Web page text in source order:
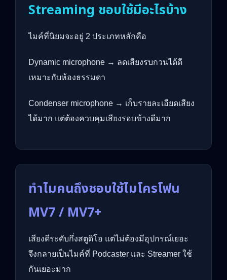
Streaming ชอบใช้มีอะไรบ้าง
ไมค์ที่นิยมจะอยู่ 2 ประเภทหลักคือ
Dynamic microphone → ลดเสียงรบกวนได้ดี
เหมาะกับห้องธรรมดา
Condenser microphone → เก็บรายละเอียดเสียง
ได้มาก แต่ต้องควบคุมเสียงรอบข้างดีมาก
ทำไมคนถึงชอบใช้ไมโครโฟน
MV7 / MV7+
เสียงดีระดับกึ่งสตูดิโอ แต่ไม่ต้องมีอุปกรณ์เยอะ
จึงกลายเป็นไมค์ที่ Podcaster และ Streamer ใช้
กันเยอะมาก